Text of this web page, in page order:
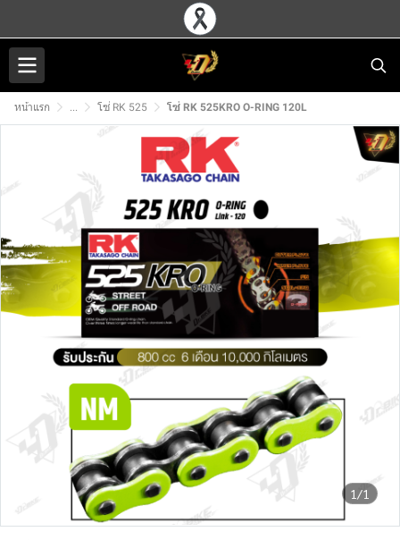
หน้าแรก ... โซ่ RK 525 โซ่ RK 525KRO O-RING 120L
1/1